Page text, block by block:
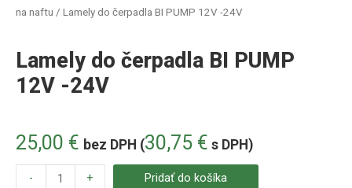
na naftu / Lamely do čerpadla BI PUMP 12V -24V
Lamely do čerpadla BI PUMP
12V -24V
25,00 € bez DPH (30,75 € s DPH)
- + Pridať do košíka